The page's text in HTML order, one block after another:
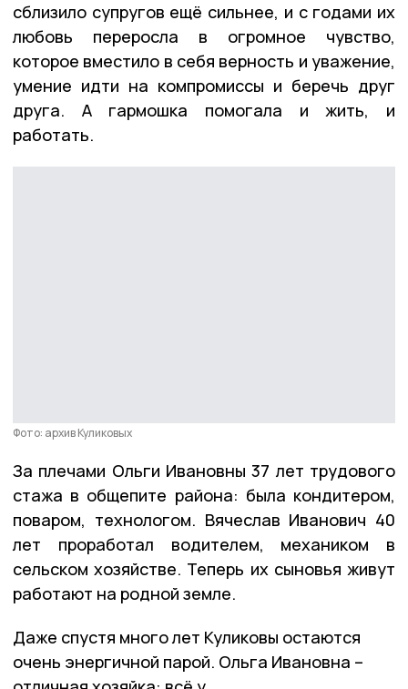
сблизило супругов ещё сильнее, и с годами их
любовь переросла в огромное чувство,
которое вместило в себя верность и уважение,
умение идти на компромиссы и беречь друг
друга. А гармошка помогала и жить, и
работать.
Фото: архив Куликовых
За плечами Ольги Ивановны 37 лет трудового
стажа в общепите района: была кондитером,
поваром, технологом. Вячеслав Иванович 40
лет проработал водителем, механиком в
сельском хозяйстве. Теперь их сыновья живут
работают на родной земле.
Даже спустя много лет Куликовы остаются
очень энергичной парой. Ольга Ивановна –